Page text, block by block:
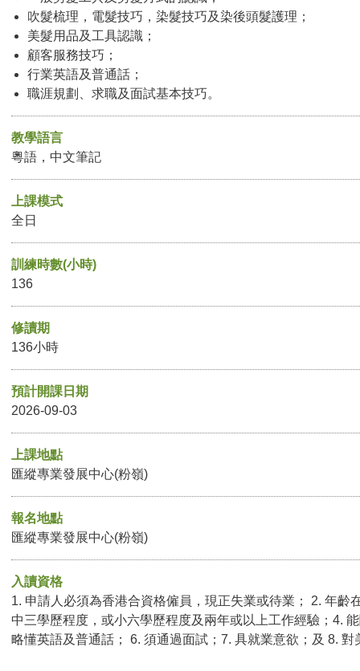
吹髮梳理，電髮技巧，染髮技巧及染後頭髮護理；
美髮用品及工具認識；
顧客服務技巧；
行業英語及普通話；
職涯規劃、求職及面試基本技巧。
教學語言
粵語，中文筆記
上課模式
全日
訓練時數(小時)
136
修讀期
136小時
預計開課日期
2026-09-03
上課地點
匯縱專業發展中心(粉嶺)
報名地點
匯縱專業發展中心(粉嶺)
入讀資格
1. 申請人必須為香港合資格僱員，現正失業或待業； 2. 年齡
中三學歷程度，或小六學歷程度及兩年或以上工作經驗；4.
略懂英語及普通話 ； 6. 須通過面試；7. 具就業意欲；及 8. 對